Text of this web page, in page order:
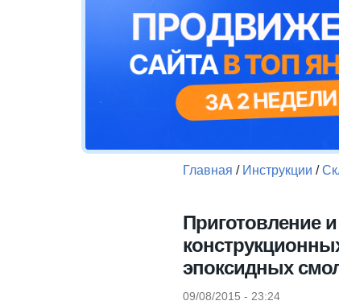
Главная / Инструкции /
Приготовление
эпоксидных
09/08/2015 - 23:24